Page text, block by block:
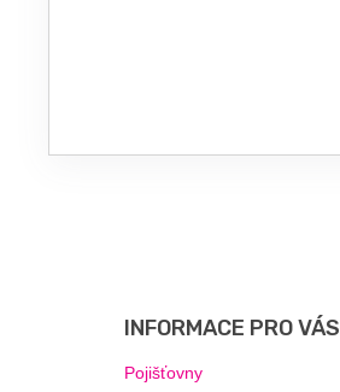
INFORMACE PRO VÁS
Pojišťovny